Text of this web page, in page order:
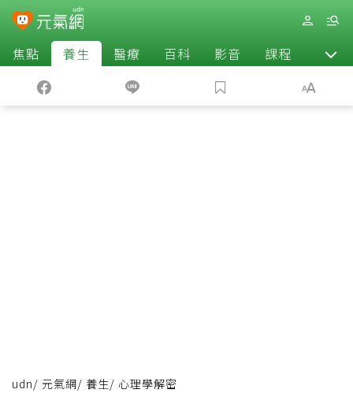
焦點 養生 醫療 百科 影音 課程 退休
udn/ 元氣網/ 養生/ 心理學解密